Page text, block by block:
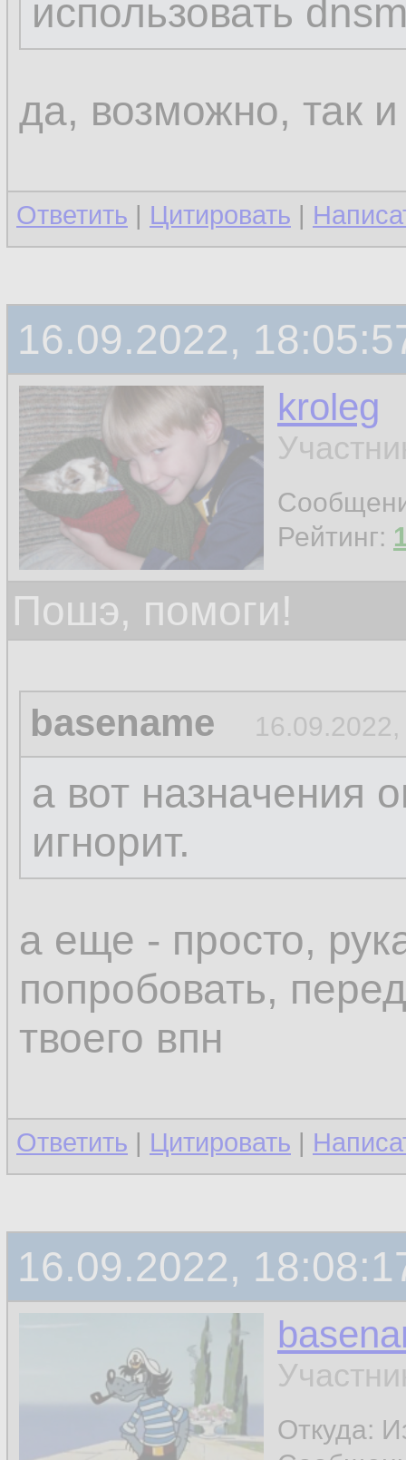
использовать
да, возможно, так и
Ответить | Цитировать |
16.09.2022,
kroleg
Рейтинг:
Пошэ, помоги!
basename
а вот назначения
игнорит.
а еще - просто,
попробовать,
твоего впн
Ответить | Цитировать |
16.09.2022,
Откуда: